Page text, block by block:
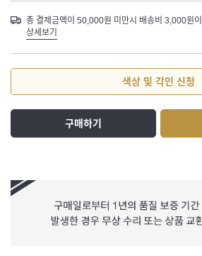
총 결제금액이 50,000원 미만시 배송비 3,000원
상세보기
색상 및 각인 신청
구매하기